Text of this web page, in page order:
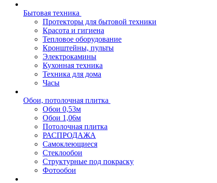
Бытовая техника
Протекторы для бытовой техники
Красота и гигиена
Тепловое оборудование
Кронштейны, пульты
Электрокамины
Кухонная техника
Техника для дома
Часы
Обои, потолочная плитка
Обои 0,53м
Обои 1,06м
Потолочная плитка
РАСПРОДАЖА
Самоклеющиеся
Стеклообои
Структурные под покраску
Фотообои